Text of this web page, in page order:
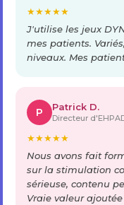
★★★★★
J'utilise les jeux
mes patients.
niveaux. Mes
P Patrick D.
Directeur
★★★★★
Nous avons fait
sur la stimulation
sérieuse, contenu
Vraie valeur